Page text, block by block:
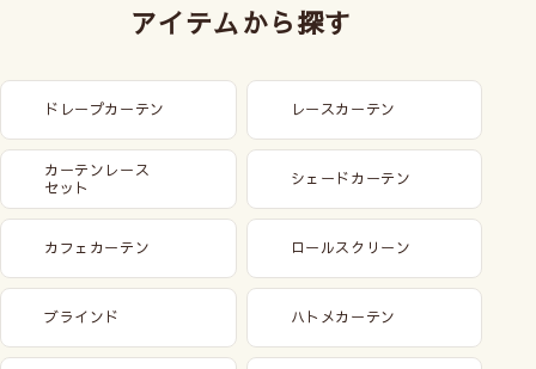
アイテムから探す
ドレープカーテン レースカーテン
カーテンレース
セット
シェードカーテン
カフェカーテン ロールスクリーン
ブラインド ハトメカーテン